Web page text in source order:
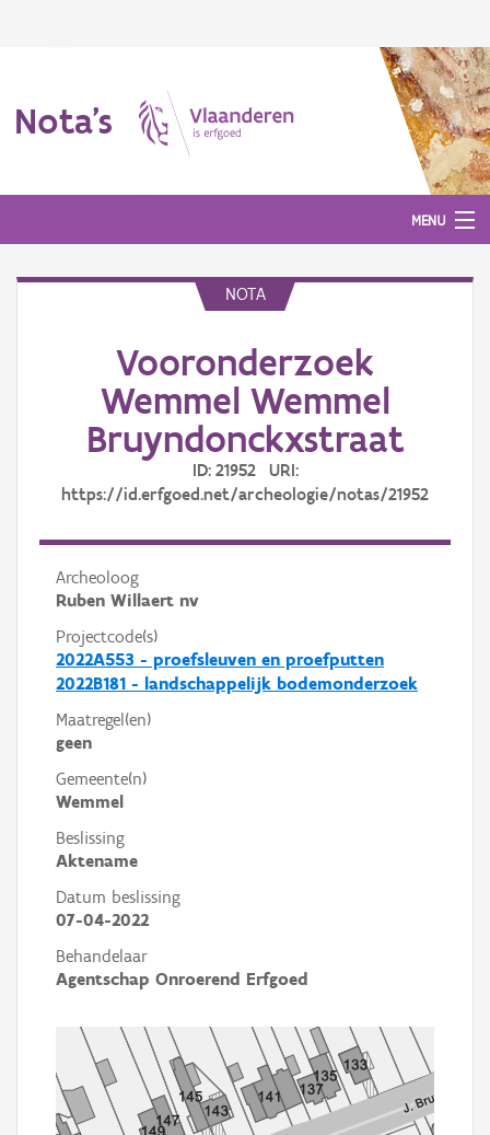
Nota's
MENU
NOTA
Vooronderzoek
Wemmel Wemmel
Bruyndonckxstraat
ID: 21952 URI:
https://id.erfgoed.net/archeologie/notas/21952
Archeoloog
Ruben Willaert nv
Projectcode(s)
2022A553 - proefsleuven en proefputten
2022B181 - landschappelijk bodemonderzoek
Maatregel(en)
geen
Gemeente(n)
Wemmel
Beslissing
Aktename
Datum beslissing
07-04-2022
Behandelaar
Agentschap Onroerend Erfgoed